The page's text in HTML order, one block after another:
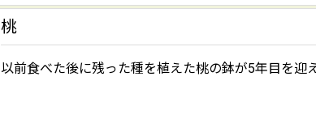
桃
以前食べた後に残った種を植えた桃の鉢が5年目を